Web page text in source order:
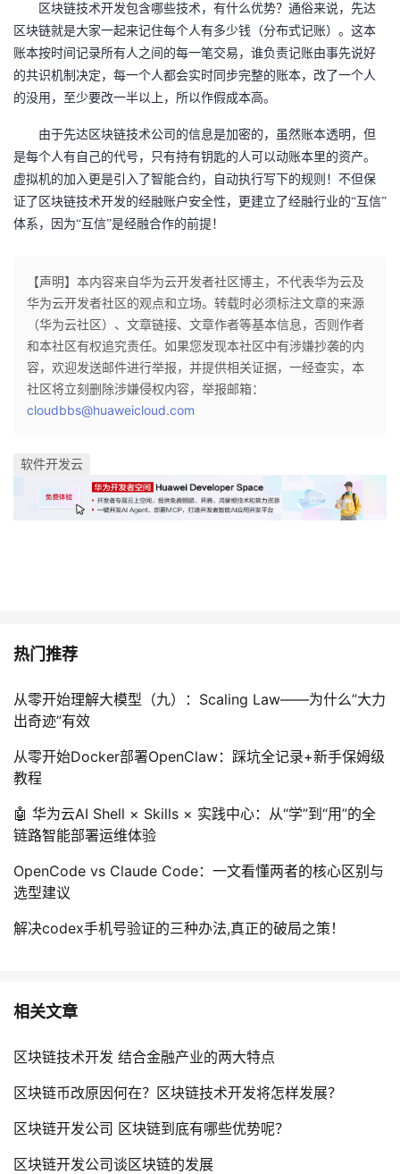
验
收
藏
议
区块链技术开发包含哪些技术，有什么优势？通俗来说， 先达
区块链就是大家一起来记住每个人有多少钱（分布式记账）。这本
账本按时间记录所有人之间的每一笔交易，谁负责记账由事先说好
的共识机制决定，每一个人都会实时同步完整的账本，改了一个人
的没用，至少要改一半以上 ，所以作假成本高。
由于先达区块链技术公司的信息是加密的，虽然账本透明，但
是每个人有自己的代号，只有持有钥匙的人可以动账本里的资产。
虚拟机的加入更是引入了智能合约，自动执行写下的规则 ！不但保
证了区块链技术开发的经融账户安全性，更建立了经融行业的“互信”
体系，因为“互信”是经融合作的前提！
【声明】本内容来自华为云开发者社区博主，不代表华为云及
华为云开发者社区的观点和立场。转载时必须标注文章的来源
（华为云社区）、文章链接、文章作者等基本信息，否则作者
和本社区有权追究责任。如果您发现本社区中有涉嫌抄袭的内
容，欢迎发送邮件进行举报，并提供相关证据，一经查实，本
社区将立刻删除涉嫌侵权内容，举报邮箱：
cloudbbs@huaweicloud.com
软件开发云
热门推荐
从零开始理解大模型（九）：Scaling Law——为什么”大力
出奇迹”有效
从零开始Docker部署OpenClaw：踩坑全记录+新手保姆级
教程
🤖 华为云AI Shell × Skills × 实践中心：从“学”到“用”的全
链路智能部署运维体验
OpenCode vs Claude Code：一文看懂两者的核心区别与
选型建议
解决codex手机号验证的三种办法,真正的破局之策！
相关文章
区块链技术开发 结合金融产业的两大特点
区块链币改原因何在？区块链技术开发将怎样发展？
区块链开发公司 区块链到底有哪些优势呢？
区块链开发公司谈区块链的发展